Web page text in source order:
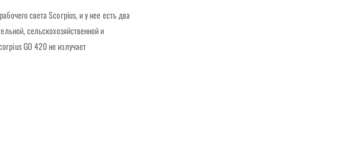
света Scorpius, и у нее есть два
сельскохозяйственной и
GO 420 не излучает